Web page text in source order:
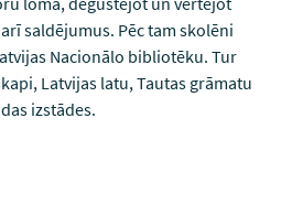
saldējumus. Pēc tam skolēni
Nacionālo bibliotēku. Tur
Latvijas latu, Tautas grāmatu
izstādes.